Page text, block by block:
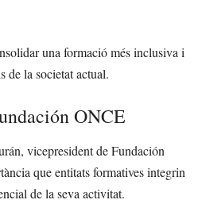
una formació més inclusiva i
de la societat actual.
ONCE
vicepresident de Fundación
que entitats formatives integrin
de la seva activitat.